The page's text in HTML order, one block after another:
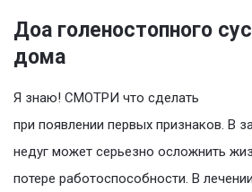
Доа голеностопного
дома
Я знаю! СМОТРИ что сделать
при появлении первых признаков. В
недуг может серьезно осложнить
потере работоспособности. В